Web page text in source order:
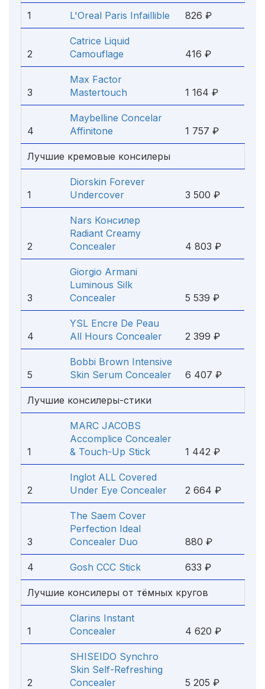
1 L'Oreal Paris Infaillible 826 ₽
2
Catrice Liquid
Camouflage
416 ₽
3
Max Factor
Mastertouch
1 164 ₽
4
Maybelline Concelar
Affinitone
1 757 ₽
Лучшие кремовые консилеры
1
Diorskin Forever
Undercover
3 500 ₽
2
Nars Консилер
Radiant Creamy
Concealer
4 803 ₽
3
Giorgio Armani
Luminous Silk
Concealer
5 539 ₽
4
YSL Encre De Peau
All Hours Concealer
2 399 ₽
5
Bobbi Brown Intensive
Skin Serum Concealer
6 407 ₽
Лучшие консилеры-стики
1
MARC JACOBS
Accomplice Concealer
& Touch-Up Stick
1 442 ₽
2
Inglot ALL Covered
Under Eye Concealer
2 664 ₽
3
The Saem Cover
Perfection Ideal
Concealer Duo
880 ₽
4 Gosh CCC Stick 633 ₽
Лучшие консилеры от тёмных кругов
1
Clarins Instant
Concealer
4 620 ₽
2
SHISEIDO Synchro
Skin Self-Refreshing
Concealer
5 205 ₽